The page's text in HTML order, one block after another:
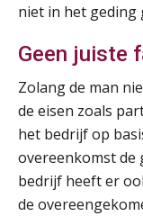
niet in het geding
Geen juiste
Zolang de man
de eisen zoals
het bedrijf op
overeenkomst de
bedrijf heeft er
de
17
20
AUG
24
AUG